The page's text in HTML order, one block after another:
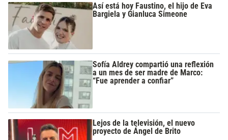
Así está hoy Faustino, el hijo de Eva
Bargiela y Gianluca Simeone
Sofía Aldrey compartió una reflexión
a un mes de ser madre de Marco:
“Fue aprender a confiar”
Lejos de la televisión, el nuevo
proyecto de Ángel de Brito